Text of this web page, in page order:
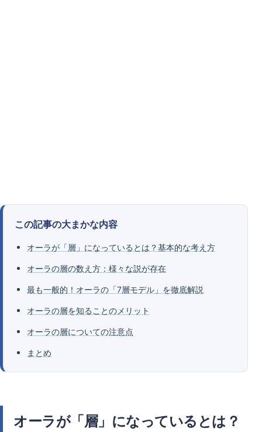
この記事の大まかな内容
オーラが「層」になっているとは？基本的な考え方
オーラの層の数え方：様々な説が存在
最も一般的！オーラの「7層モデル」を徹底解説
オーラの層を知ることのメリット
オーラの層についての注意点
まとめ
オーラが「層」になっているとは？